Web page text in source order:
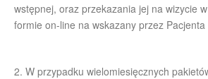
wstępnej, oraz przekazania jej na wizycie
formie on-line na wskazany przez Pacjenta
2. W przypadku wielomiesięcznych